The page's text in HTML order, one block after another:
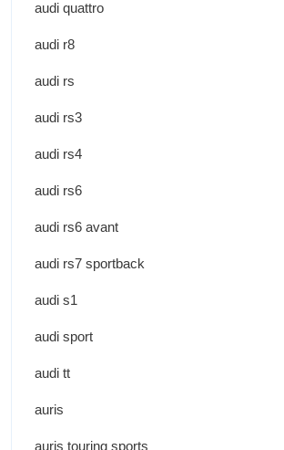
audi quattro
audi r8
audi rs
audi rs3
audi rs4
audi rs6
audi rs6 avant
audi rs7 sportback
audi s1
audi sport
audi tt
auris
auris touring sports